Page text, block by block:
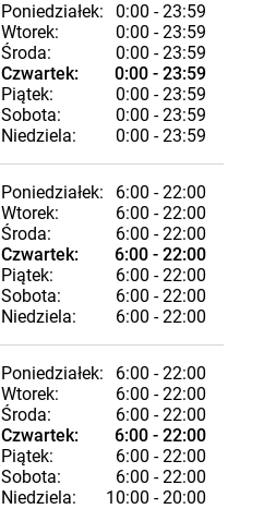
Poniedziałek:
0:00 - 23:59
Wtorek:
0:00 - 23:59
Środa:
0:00 - 23:59
Czwartek:
0:00 - 23:59
Piątek:
0:00 - 23:59
Sobota:
0:00 - 23:59
Niedziela:
0:00 - 23:59
Poniedziałek:
6:00 - 22:00
Wtorek:
6:00 - 22:00
Środa:
6:00 - 22:00
Czwartek:
6:00 - 22:00
Piątek:
6:00 - 22:00
Sobota:
6:00 - 22:00
Niedziela:
6:00 - 22:00
Poniedziałek:
6:00 - 22:00
Wtorek:
6:00 - 22:00
Środa:
6:00 - 22:00
Czwartek:
6:00 - 22:00
Piątek:
6:00 - 22:00
Sobota:
6:00 - 22:00
Niedziela:
10:00 - 20:00